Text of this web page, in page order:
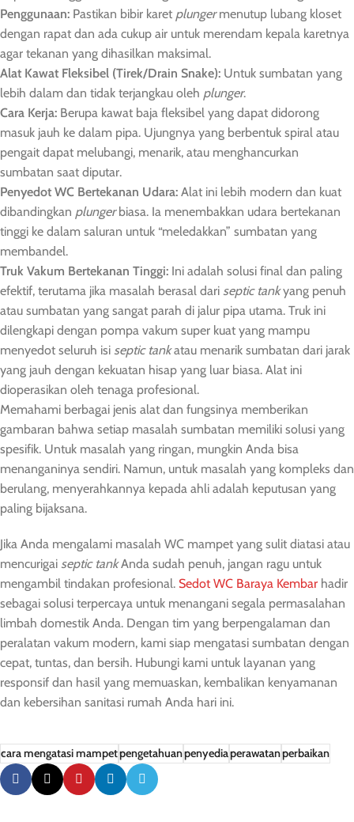
Penggunaan: Pastikan bibir karet plungermenutup lubang kloset
dengan rapat dan ada cukup air untuk merendam kepala karetnya
agar tekanan yang dihasilkan maksimal.
Alat Kawat Fleksibel (Tirek/Drain Snake): Untuk sumbatan yang
lebih dalam dan tidak terjangkau oleh plunger.
Cara Kerja: Berupa kawat baja fleksibel yang dapat didorong
masuk jauh ke dalam pipa. Ujungnya yang berbentuk spiral atau
pengait dapat melubangi, menarik, atau menghancurkan
sumbatan saat diputar.
Penyedot WC Bertekanan Udara: Alat ini lebih modern dan kuat
dibandingkan plungerbiasa. Ia menembakkan udara bertekanan
tinggi ke dalam saluran untuk “meledakkan” sumbatan yang
membandel.
Truk Vakum Bertekanan Tinggi: Ini adalah solusi final dan paling
efektif, terutama jika masalah berasal dari septic tankyang penuh
atau sumbatan yang sangat parah di jalur pipa utama. Truk ini
dilengkapi dengan pompa vakum super kuat yang mampu
menyedot seluruh isi septic tankatau menarik sumbatan dari jarak
yang jauh dengan kekuatan hisap yang luar biasa. Alat ini
dioperasikan oleh tenaga profesional.
Memahami berbagai jenis alat dan fungsinya memberikan
gambaran bahwa setiap masalah sumbatan memiliki solusi yang
spesifik. Untuk masalah yang ringan, mungkin Anda bisa
menanganinya sendiri. Namun, untuk masalah yang kompleks dan
berulang, menyerahkannya kepada ahli adalah keputusan yang
paling bijaksana.
Jika Anda mengalami masalah WC mampet yang sulit diatasi atau
mencurigai septic tankAnda sudah penuh, jangan ragu untuk
mengambil tindakan profesional. Sedot WC Baraya Kembar hadir
sebagai solusi terpercaya untuk menangani segala permasalahan
limbah domestik Anda. Dengan tim yang berpengalaman dan
peralatan vakum modern, kami siap mengatasi sumbatan dengan
cepat, tuntas, dan bersih. Hubungi kami untuk layanan yang
responsif dan hasil yang memuaskan, kembalikan kenyamanan
dan kebersihan sanitasi rumah Anda hari ini.
cara mengatasi mampetpengetahuanpenyediaperawatanperbaikan